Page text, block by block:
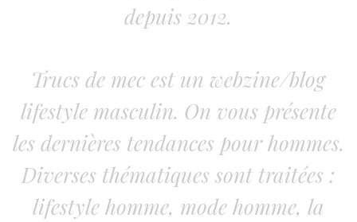
depuis 2012.
Trucs de mec est un webzine/blog
lifestyle masculin. On vous présente
les dernières tendances pour hommes.
Diverses thématiques sont traitées :
lifestyle homme, mode homme, la